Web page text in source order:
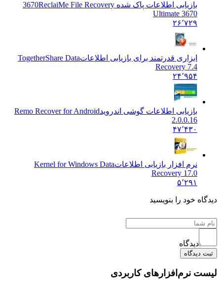
بازیابی اطلاعات پاک شده 3670 ReclaiMe File Recovery
Ultimate 3670
۲۶٬۷۲۹
ابزاری قدرتمند برای بازیابی اطلاعاتTogetherShare Data
Recovery 7.4
۲۴٬۹۵۴
بازیابی اطلاعات گوشی اندرویدRemo Recover for Android
2.0.0.16
۴۷٬۴۳۰
نرم افزار بازیابی اطلاعاتKernel for Windows Data
Recovery 17.0
۵٬۲۹۱
خود را بنویسید
دیدگاه
نرم‌افزارهای کاربردی